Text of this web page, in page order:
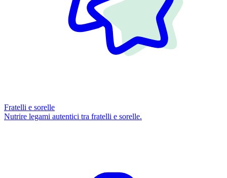
Fratelli e sorelle
Nutrire legami autentici tra fratelli e sorelle.